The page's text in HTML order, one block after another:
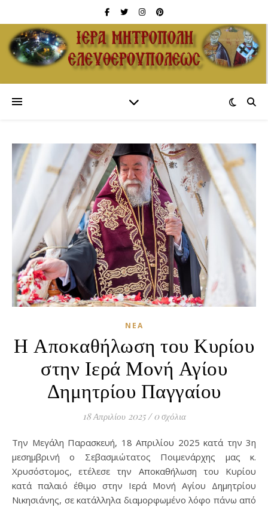
ΝΈΑ
Η Αποκαθήλωση του Κυρίου
στην Ιερά Μονή Αγίου
Δημητρίου Παγγαίου
18 Απριλίου 2025 / 0 σχόλια
Την Μεγάλη Παρασκευή, 18 Απριλίου 2025 κατά την 3η
μεσημβρινή ο Σεβασμιώτατος Ποιμενάρχης μας κ.
Χρυσόστομος, ετέλεσε την Αποκαθήλωση του Κυρίου
κατά παλαιό έθιμο στην Ιερά Μονή Αγίου Δημητρίου
Νικησιάνης, σε κατάλληλα διαμορφωμένο λόφο πάνω από